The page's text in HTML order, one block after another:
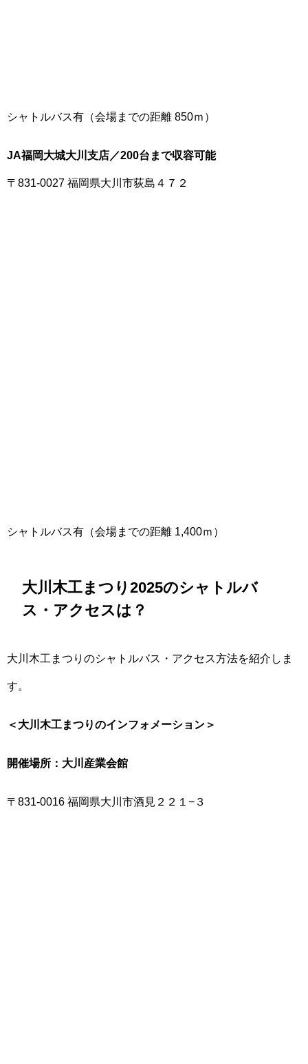
シャトルバス有（会場までの距離 850ｍ）
JA福岡大城大川支店／200台まで収容可能
〒831-0027 福岡県大川市荻島４７２
シャトルバス有（会場までの距離 1,400ｍ）
大川木工まつり2025のシャトルバ
ス・アクセスは？
大川木工まつりのシャトルバス・アクセス方法を紹介しま
す。
＜大川木工まつりのインフォメーション＞
開催場所：大川産業会館
〒831-0016 福岡県大川市酒見２２１−３